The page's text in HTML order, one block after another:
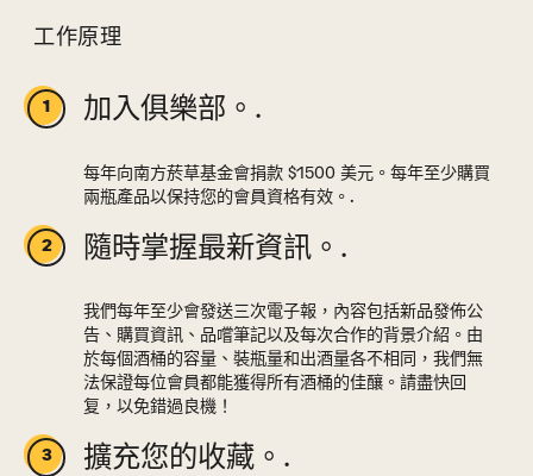
工作原理
加入俱樂部。.
每年向南方菸草基金會捐款 $1500 美元。每年至少購買
兩瓶產品以保持您的會員資格有效。.
隨時掌握最新資訊。.
我們每年至少會發送三次電子報，內容包括新品發佈公
告、購買資訊、品嚐筆記以及每次合作的背景介紹。由
於每個酒桶的容量、裝瓶量和出酒量各不相同，我們無
法保證每位會員都能獲得所有酒桶的佳釀。請盡快回
复，以免錯過良機！
擴充您的收藏。.